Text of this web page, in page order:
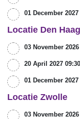
01 December
Locatie Den Haag
03 November
20 April 2027
01 December
Locatie Zwolle
03 November